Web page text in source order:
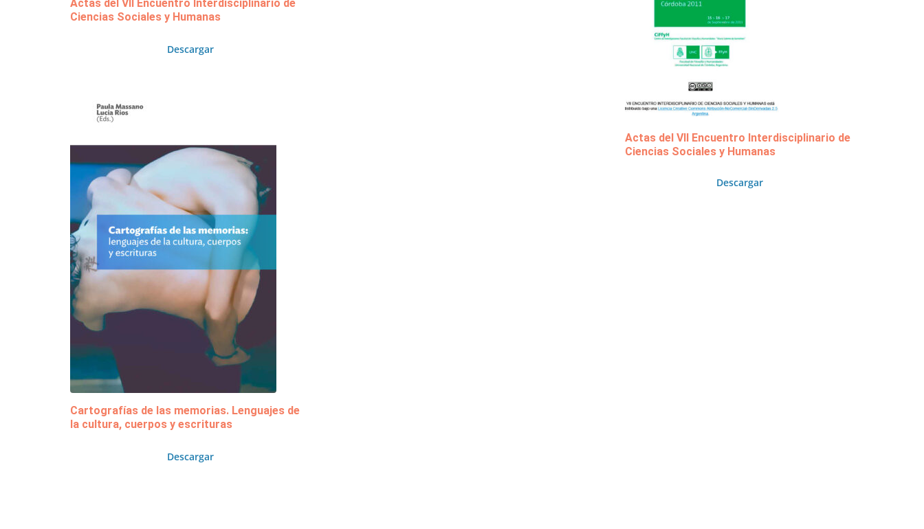
Actas del VII Encuentro Interdisciplinario de
Ciencias Sociales y Humanas
Descargar
Cartografías de las memorias. Lenguajes de
la cultura, cuerpos y escrituras
Descargar
Actas del VII Encuentro Interdisciplinario de
Ciencias Sociales y Humanas
Descargar